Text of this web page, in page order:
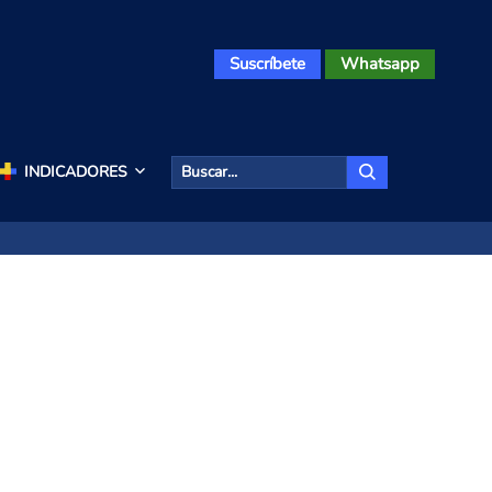
Suscríbete Whatsapp
INDICADORES